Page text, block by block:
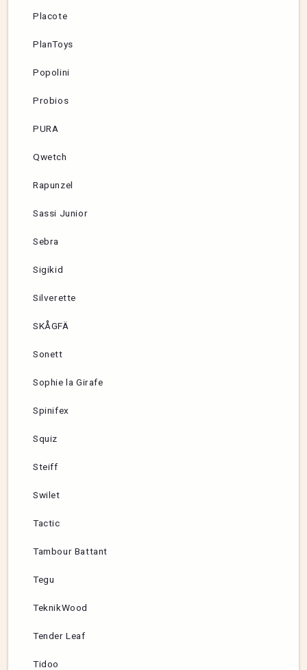
Placote
PlanToys
Popolini
Probios
PURA
Qwetch
Rapunzel
Sassi Junior
Sebra
Sigikid
Silverette
SKÅGFÄ
Sonett
Sophie la Girafe
Spinifex
Squiz
Steiff
Swilet
Tactic
Tambour Battant
Tegu
TeknikWood
Tender Leaf
Tidoo